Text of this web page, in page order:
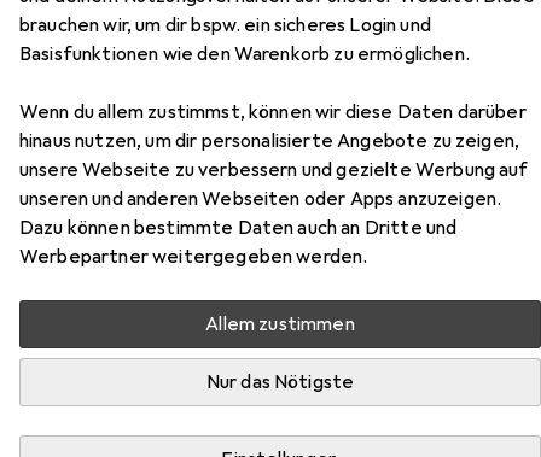
brauchen wir, um dir bspw. ein sicheres Login und
Basisfunktionen wie den Warenkorb zu ermöglichen.
Wenn du allem zustimmst, können wir diese Daten darüber
hinaus nutzen, um dir personalisierte Angebote zu zeigen,
unsere Webseite zu verbessern und gezielte Werbung auf
unseren und anderen Webseiten oder Apps anzuzeigen.
Dazu können bestimmte Daten auch an Dritte und
Werbepartner weitergegeben werden.
Allem zustimmen
Nur das Nötigste
Deepcool MG350 16000 DPI black
Kabelgebunden
Zubehör für Deepcool MG350
16000 DPI black
Hier findest du passendes Zubehör zum Produkt
Deepcool MG350 16000 DPI black aus der Kategorie
Relevanz